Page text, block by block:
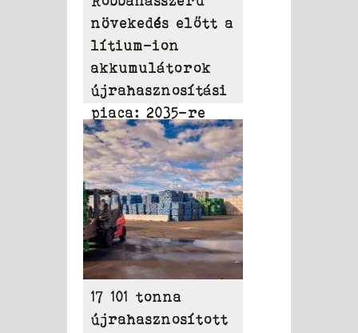
növekedés előtt a
lítium-ion
akkumulátorok
újrahasznosítási
piaca: 2035-re
elérheti a 31,95
milliárd dollárt
17 101 tonna
újrahasznosított